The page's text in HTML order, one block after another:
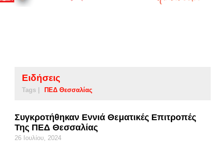
Ειδήσεις
Tags | ΠΕΔ Θεσσαλίας
Συγκροτήθηκαν Εννιά Θεματικές Επιτροπές
Της ΠΕΔ Θεσσαλίας
26 Ιουλίου, 2024